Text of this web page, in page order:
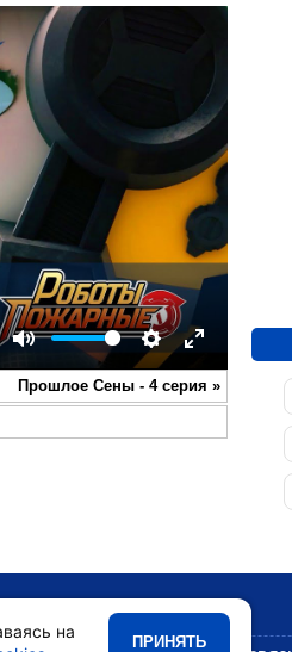
Mute Settings
Enter
fullscreen
Прошлое Сены - 4 серия »
•Мультики
на
ПРИНЯТЬ